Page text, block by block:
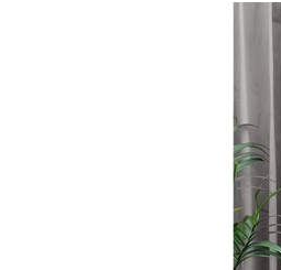
慌て
自営
いる
自営
必須
ろ、